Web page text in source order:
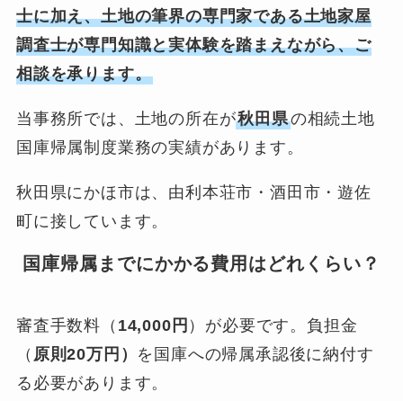
士に加え、土地の筆界の専門家である土地家屋
調査士が専門知識と実体験を踏まえながら、ご
相談を承ります。
当事務所では、土地の所在が秋田県の相続土地
国庫帰属制度業務の実績があります。
秋田県にかほ市は、由利本荘市・酒田市・遊佐
町に接しています。
国庫帰属までにかかる費用はどれくらい？
審査手数料（ 14,000円 ）が必要です。負担金
（ 原則20万円） を国庫への帰属承認後に納付す
る必要があります。